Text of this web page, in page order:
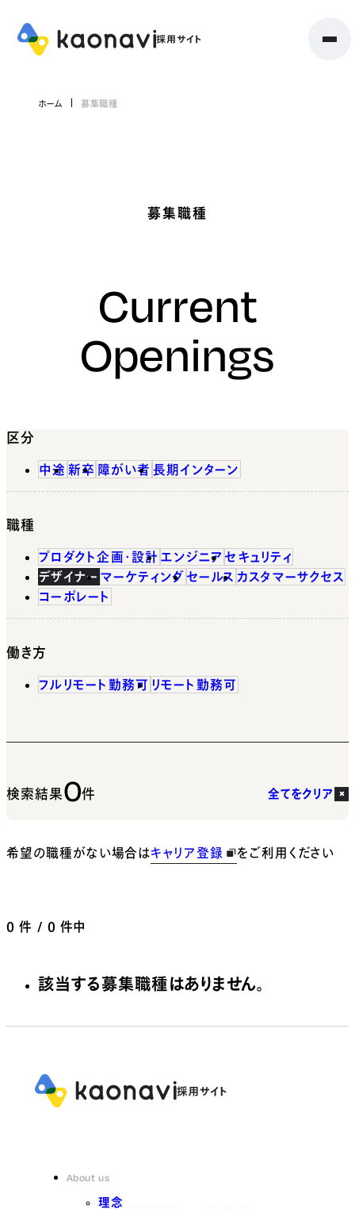
ホーム 募集職種
募集職種
Current
Openings
区分
中途 新卒 障がい者 長期インターン
職種
プロダクト企画・設計 エンジニア セキュリティ
デザイナー マーケティング セールス カスタマーサクセス
コーポレート
働き方
フルリモート勤務可 リモート勤務可
検索結果0件 全てをクリア
希望の職種がない場合はキャリア登録 をご利用ください
0 件 / 0 件中
該当する募集職種はありません。
About us
理念